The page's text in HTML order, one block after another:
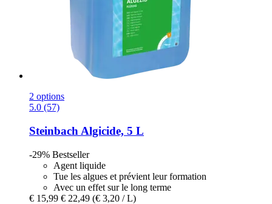
2 options
5.0 (57)
Steinbach Algicide, 5 L
-29% Bestseller
Agent liquide
Tue les algues et prévient leur formation
Avec un effet sur le long terme
€ 15,99 € 22,49 (€ 3,20 / L)